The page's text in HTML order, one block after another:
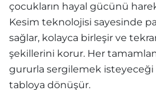
çocukların hayal gücünü
Kesim teknolojisi sayesinde
sağlar, kolayca birleşir ve tekrar
şekillerini korur. Her
gururla sergilemek
tabloya dönüşür.